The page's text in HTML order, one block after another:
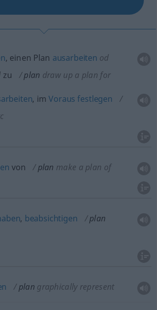
, einen Plan ausarbeiten od
zu plan draw up a plan for
, imVoraus festlegen
von plan make a plan of
, beabsichtigen
plan
plan graphically represent